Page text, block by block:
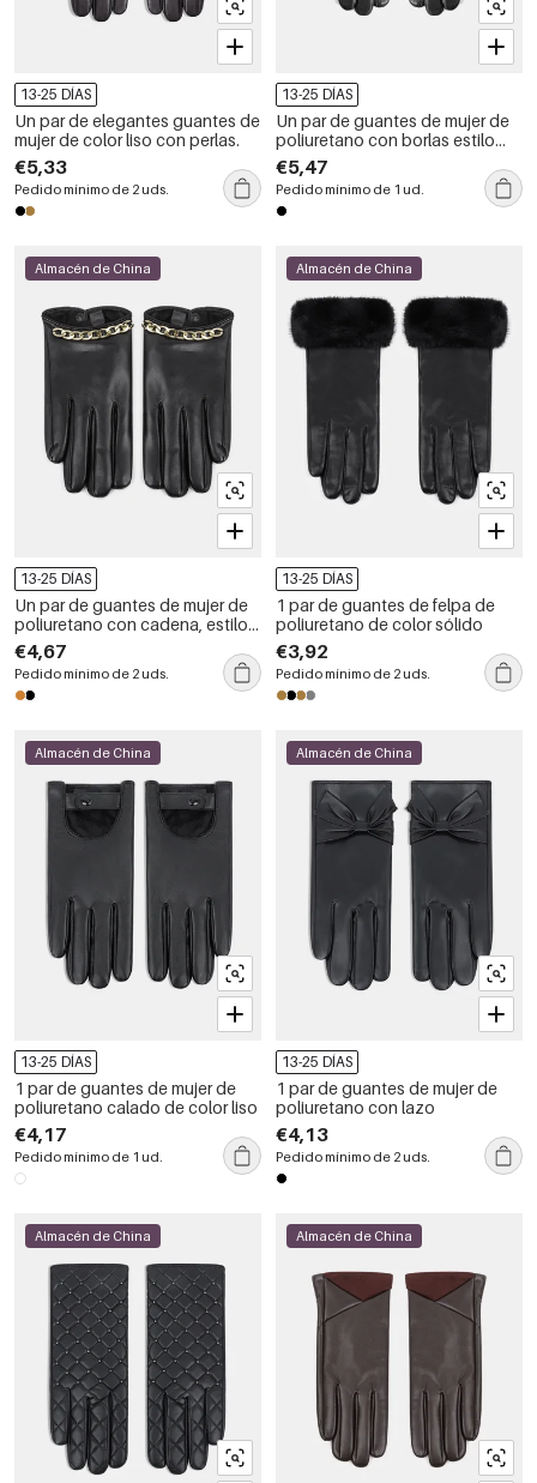
13-25 DÍAS
Un par de elegantes guantes de
mujer de color liso con perlas.
€5,33
Pedido mínimo de 2 uds.
13-25 DÍAS
Un par de guantes de mujer de
poliuretano con borlas estilo
punk
€5,47
Pedido mínimo de 1 ud.
Almacén de China
13-25 DÍAS
Un par de guantes de mujer de
poliuretano con cadena, estilo
punk, de color liso.
€4,67
Pedido mínimo de 2 uds.
Almacén de China
13-25 DÍAS
1 par de guantes de felpa de
poliuretano de color sólido
€3,92
Pedido mínimo de 2 uds.
Almacén de China
13-25 DÍAS
1 par de guantes de mujer de
poliuretano calado de color liso
€4,17
Pedido mínimo de 1 ud.
Almacén de China
13-25 DÍAS
1 par de guantes de mujer de
poliuretano con lazo
€4,13
Pedido mínimo de 2 uds.
Almacén de China Almacén de China